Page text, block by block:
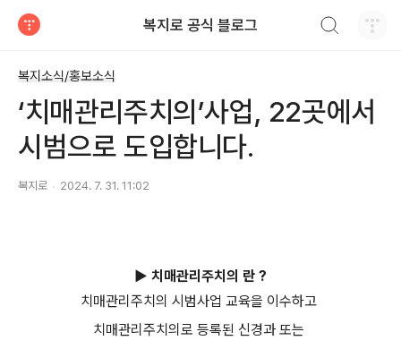
복지로 공식 블로그
복지소식/홍보소식
‘치매관리주치의’사업, 22곳에서
시범으로 도입합니다.
복지로 2024. 7. 31. 11:02
▶ 치매관리주치의 란 ?
치매관리주치의 시범사업 교육을 이수하고
치매관리주치의로 등록된 신경과 또는